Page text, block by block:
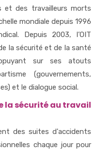
et des travailleurs morts
mondiale depuis 1996
Depuis 2003, l’OIT
la sécurité et de la santé
sur ses atouts
(gouvernements,
et le dialogue social.
la sécurité au travail
des suites d'accidents
chaque jour pour